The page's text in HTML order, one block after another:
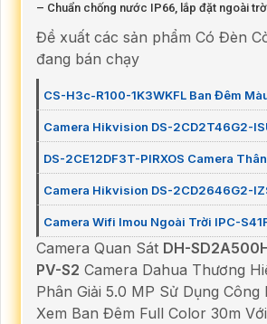
– Chuẩn chống nước IP66, lắp đặt ngoài
Đề xuất các sản phẩm Có Đèn
đang bán chạy
CS-H3c-R100-1K3WKFL Ban Đêm
Camera Hikvision DS-2CD2T46G2-
DS-2CE12DF3T-PIRXOS Camera
Camera Hikvision DS-2CD2646G2-
Camera Wifi Imou Ngoài Trời IPC-
Camera Quan Sát DH-
PV-S2 Camera Dahua Thương
Phân Giải 5.0 MP Sử Dụng Công
Xem Ban Đêm Full Color 30m